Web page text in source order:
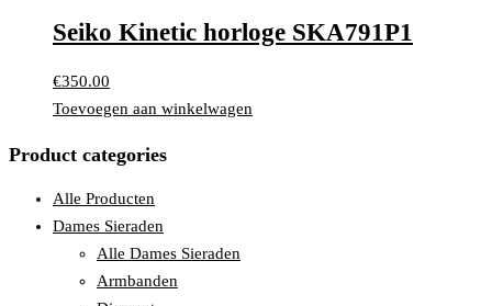
Seiko Kinetic horloge SKA791P1
€350.00
Toevoegen aan winkelwagen
Product categories
Alle Producten
Dames Sieraden
Alle Dames Sieraden
Armbanden